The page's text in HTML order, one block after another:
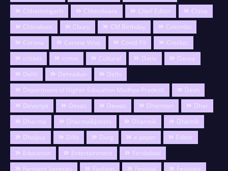
Chhattishgarh
Chhindwara Chief Editor
China
Chitrakoot
Churu CM Birthday
Colombo
Corona
Corona Virus Covid-19
Crecket
cricket
crime Cultural Datia
Dausa
Dehli
Dehradun
Delhi
Department of Higher Education Madhya Pradesh
Desh
Devariya
Devas Dewas Dhamtari
Dhar
Dharma
Dharma&Jotishi Dharmik
Dharnik
Dholpur
Dilhi Durg e paper
Editor
Education
Entertainment
Faridabad
Farmers Services
Fashion Festival Festivals